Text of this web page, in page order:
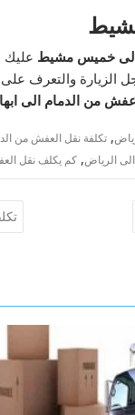
الى خميس مشيط عليك
الزيارة والتعرف
من الدمام الى ابها
, تكلفة نقل العفش من
الرياض, كم يكلف نقل